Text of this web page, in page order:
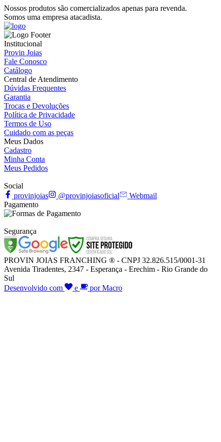
Nossos produtos são comercializados apenas para revenda.
Somos uma empresa atacadista.
Institucional
Provin Joias
Fale Conosco
Catálogo
Central de Atendimento
Dúvidas Frequentes
Garantia
Trocas e Devoluções
Política de Privacidade
Termos de Uso
Cuidado com as peças
Meus Dados
Cadastro
Minha Conta
Meus Pedidos
Social
provinjoias
@provinjoiasoficial
Webmail
Pagamento
Segurança
PROVIN JOIAS FRANCHING ® - CNPJ 32.826.515/0001-31
Avenida Tiradentes, 2347 - Esperança - Erechim - Rio Grande do
Sul
Desenvolvido com
e por Macro